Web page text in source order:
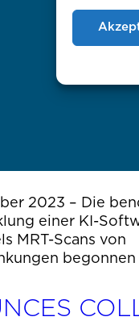
2023 – Die
einer KI-
MRT-Scans von
begonnen